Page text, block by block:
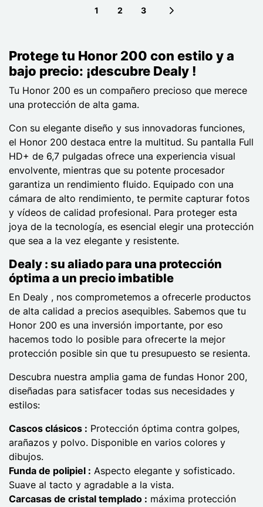
1 2 3
Protege tu Honor 200 con estilo y a
bajo precio: ¡descubre Dealy !
Tu Honor 200 es un compañero precioso que merece
una protección de alta gama.
Con su elegante diseño y sus innovadoras funciones,
el Honor 200 destaca entre la multitud. Su pantalla Full
HD+ de 6,7 pulgadas ofrece una experiencia visual
envolvente, mientras que su potente procesador
garantiza un rendimiento fluido. Equipado con una
cámara de alto rendimiento, te permite capturar fotos
y vídeos de calidad profesional. Para proteger esta
joya de la tecnología, es esencial elegir una protección
que sea a la vez elegante y resistente.
Dealy : su aliado para una protección
óptima a un precio imbatible
En Dealy , nos comprometemos a ofrecerle productos
de alta calidad a precios asequibles. Sabemos que tu
Honor 200 es una inversión importante, por eso
hacemos todo lo posible para ofrecerte la mejor
protección posible sin que tu presupuesto se resienta.
Descubra nuestra amplia gama de fundas Honor 200,
diseñadas para satisfacer todas sus necesidades y
estilos:
Cascos clásicos : Protección óptima contra golpes,
arañazos y polvo. Disponible en varios colores y
dibujos.
Funda de polipiel : Aspecto elegante y sofisticado.
Suave al tacto y agradable a la vista.
Carcasas de cristal templado : máxima protección